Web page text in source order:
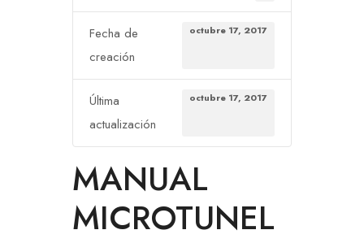
Fecha de
creación
octubre 17, 2017
Última
actualización
octubre 17, 2017
MANUAL
MICROTUNEL